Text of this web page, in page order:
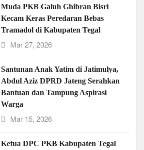
Muda PKB Galuh Ghibran Bisri
Kecam Keras Peredaran Bebas
Tramadol di Kabupaten Tegal
Mar 27, 2026
Santunan Anak Yatim di Jatimulya,
Abdul Aziz DPRD Jateng Serahkan
Bantuan dan Tampung Aspirasi
Warga
Mar 15, 2026
Ketua DPC PKB Kabupaten Tegal